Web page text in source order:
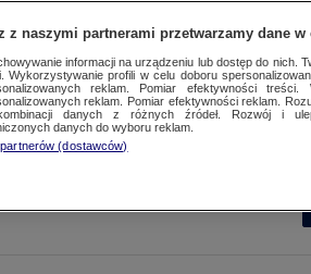
z naszymi partnerami przetwarzamy dane w
informacji na urządzeniu lub dostęp do nich.
Wykorzystywanie profili w celu doboru
reklam. Pomiar efektywności
reklam. Pomiar efektywności reklam.
danych z różnych źródeł. Rozwój i
danych do wyboru reklam.
(dostawców)